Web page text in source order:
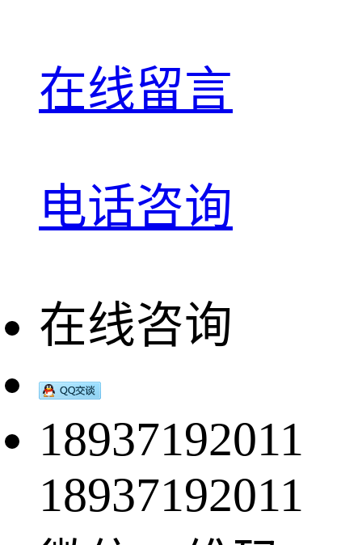
在线留言
电话咨询
在线咨询
18937192011
18937192011